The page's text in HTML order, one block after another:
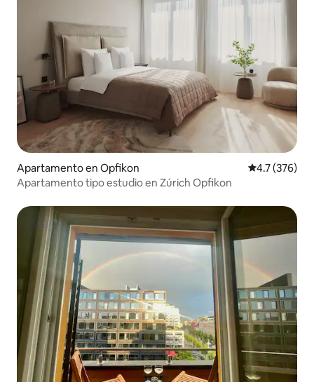
Apartamento en Opfikon Calificación
4.7 (376)
Apartamento tipo estudio en Zúrich Opfikon